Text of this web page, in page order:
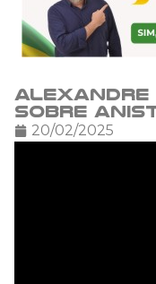
Alexandre
sobre
20/02/2025